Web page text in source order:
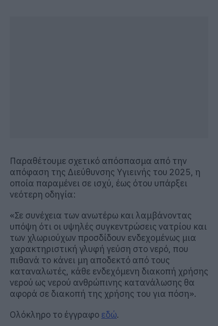
Παραθέτουμε σχετικό απόσπασμα από την
απόφαση της Διεύθυνσης Υγιεινής του 2025, η
οποία παραμένει σε ισχύ, έως ότου υπάρξει
νεότερη οδηγία:
«Σε συνέχεια των ανωτέρω και λαμβάνοντας
υπόψη ότι οι υψηλές συγκεντρώσεις νατρίου και
των χλωριούχων προσδίδουν ενδεχομένως μια
χαρακτηριστική γλυφή γεύση στο νερό, που
πιθανά το κάνει μη αποδεκτό από τους
καταναλωτές, κάθε ενδεχόμενη διακοπή χρήσης
νερού ως νερού ανθρώπινης κατανάλωσης θα
αφορά σε διακοπή της χρήσης του για πόση».
Ολόκληρο το έγγραφο εδώ.